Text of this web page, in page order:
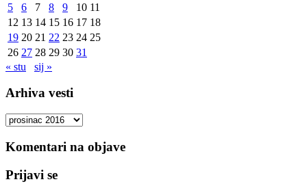
5
6 7 8 9 10 11
12 13 14 15 16 17 18
19 20 21 22 23 24 25
26 27 28 29 30 31
« stu
sij »
Arhiva vesti
Arhiva
Komentari na objave
Prijavi se